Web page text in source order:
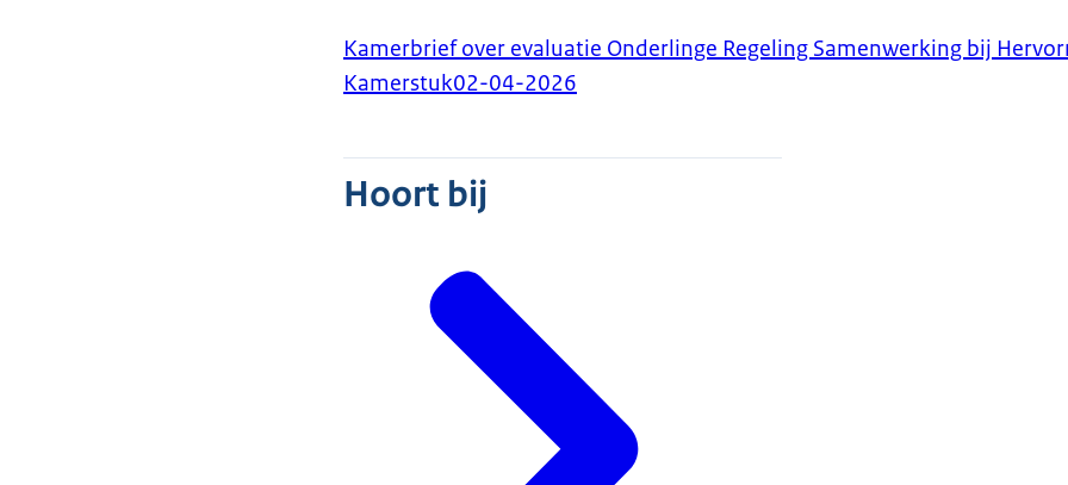
Kamerbrief over evaluatie Onderlinge Regeling Samenwerking bij
Kamerstuk02-04-2026
Hoort bij